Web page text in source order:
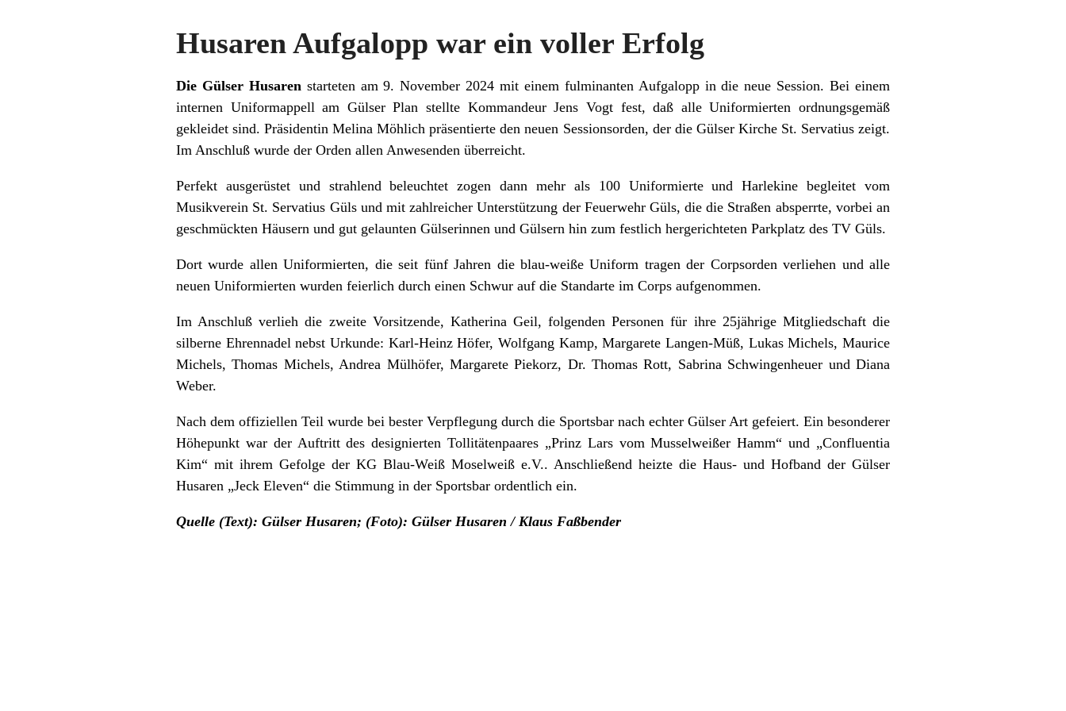
Husaren Aufgalopp war ein voller Erfolg
Die Gülser Husaren starteten am 9. November 2024 mit einem fulminanten Aufgalopp in die neue Session. Bei einem
internen Uniformappell am Gülser Plan stellte Kommandeur Jens Vogt fest, daß alle Uniformierten ordnungsgemäß
gekleidet sind. Präsidentin Melina Möhlich präsentierte den neuen Sessionsorden, der die Gülser Kirche St. Servatius zeigt.
Im Anschluß wurde der Orden allen Anwesenden überreicht.
Perfekt ausgerüstet und strahlend beleuchtet zogen dann mehr als 100 Uniformierte und Harlekine begleitet vom
Musikverein St. Servatius Güls und mit zahlreicher Unterstützung der Feuerwehr Güls, die die Straßen absperrte, vorbei an
geschmückten Häusern und gut gelaunten Gülserinnen und Gülsern hin zum festlich hergerichteten Parkplatz des TV Güls.
Dort wurde allen Uniformierten, die seit fünf Jahren die blau-weiße Uniform tragen der Corpsorden verliehen und alle
neuen Uniformierten wurden feierlich durch einen Schwur auf die Standarte im Corps aufgenommen.
Im Anschluß verlieh die zweite Vorsitzende, Katherina Geil, folgenden Personen für ihre 25jährige Mitgliedschaft die
silberne Ehrennadel nebst Urkunde: Karl-Heinz Höfer, Wolfgang Kamp, Margarete Langen-Müß, Lukas Michels, Maurice
Michels, Thomas Michels, Andrea Mülhöfer, Margarete Piekorz, Dr. Thomas Rott, Sabrina Schwingenheuer und Diana
Weber.
Nach dem offiziellen Teil wurde bei bester Verpflegung durch die Sportsbar nach echter Gülser Art gefeiert. Ein besonderer
Höhepunkt war der Auftritt des designierten Tollitätenpaares „Prinz Lars vom Musselweißer Hamm“ und „Confluentia
Kim“ mit ihrem Gefolge der KG Blau-Weiß Moselweiß e.V.. Anschließend heizte die Haus- und Hofband der Gülser
Husaren „Jeck Eleven“ die Stimmung in der Sportsbar ordentlich ein.
Quelle (Text): Gülser Husaren; (Foto): Gülser Husaren / Klaus Faßbender